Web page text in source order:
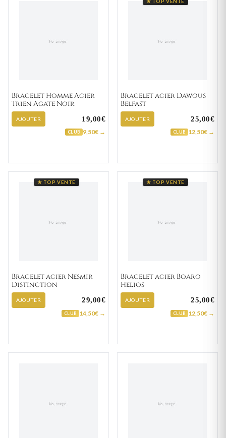
Bracelet Homme Acier
Trien Agate Noir
AJOUTER 19,00€
CLUB 9,50€ →
★ TOP VENTE
Bracelet acier Dawous
Belfast
AJOUTER 25,00€
CLUB 12,50€ →
★ TOP VENTE
Bracelet acier Nesmir
Distinction
AJOUTER 29,00€
CLUB 14,50€ →
★ TOP VENTE
Bracelet acier Boaro
Helios
AJOUTER 25,00€
CLUB 12,50€ →